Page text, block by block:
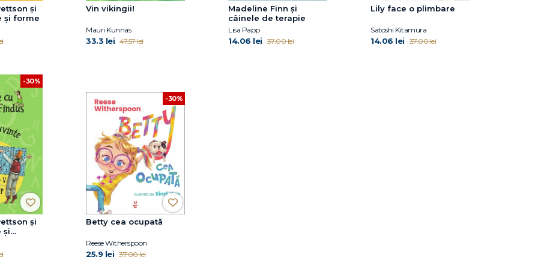
și
și forme
Vin vikingii!
Mauri Kunnas
33.3 lei 47.57 lei
Madeline Finn și
câinele de terapie
Lisa Papp
14.06 lei 37.00 lei
Lily face o plimbare
Satoshi Kitamura
14.06 lei 37.00 lei
-30%
și
și
-30%
Betty cea ocupată
Reese Witherspoon
25.9 lei 37.00 lei